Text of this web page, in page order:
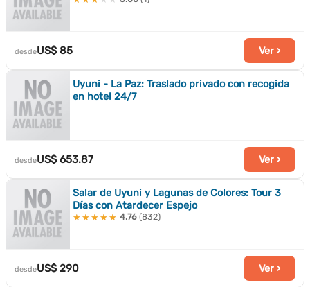
desdeUS$ 85 Ver ›
Uyuni - La Paz: Traslado privado con recogida
en hotel 24/7
desdeUS$ 653.87 Ver ›
Salar de Uyuni y Lagunas de Colores: Tour 3
Días con Atardecer Espejo
★★★★★
★★★★★ 4.76 (832)
desdeUS$ 290 Ver ›